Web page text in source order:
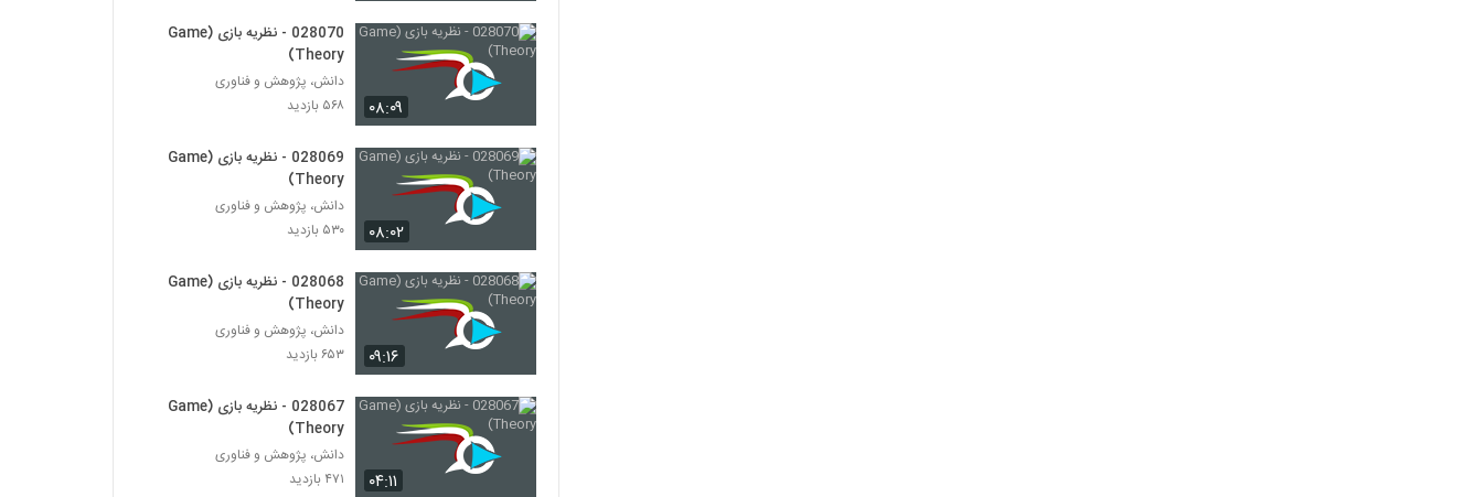
۴۵۵ بازدید
028019 - نظریه پیچیدگی (Complexity
Theory)
۴۶۴ بازدید
Theory)
Theory)
۴۶۰ بازدید
Theory)
028023 - نظریه پیچیدگی (Complexity
۴۸۸ بازدید
۰۸:۰۹
028070 - نظریه بازی (Game
Theory)
دانش، پژوهش و فناوری
۵۶۸ بازدید
۰۸:۰۲
028069 - نظریه بازی (Game
Theory)
دانش، پژوهش و فناوری
۵۳۰ بازدید
۰۹:۱۶
028068 - نظریه بازی (Game
Theory)
دانش، پژوهش و فناوری
۶۵۳ بازدید
۰۴:۱۱
028067 - نظریه بازی (Game
Theory)
دانش، پژوهش و فناوری
۴۷۱ بازدید